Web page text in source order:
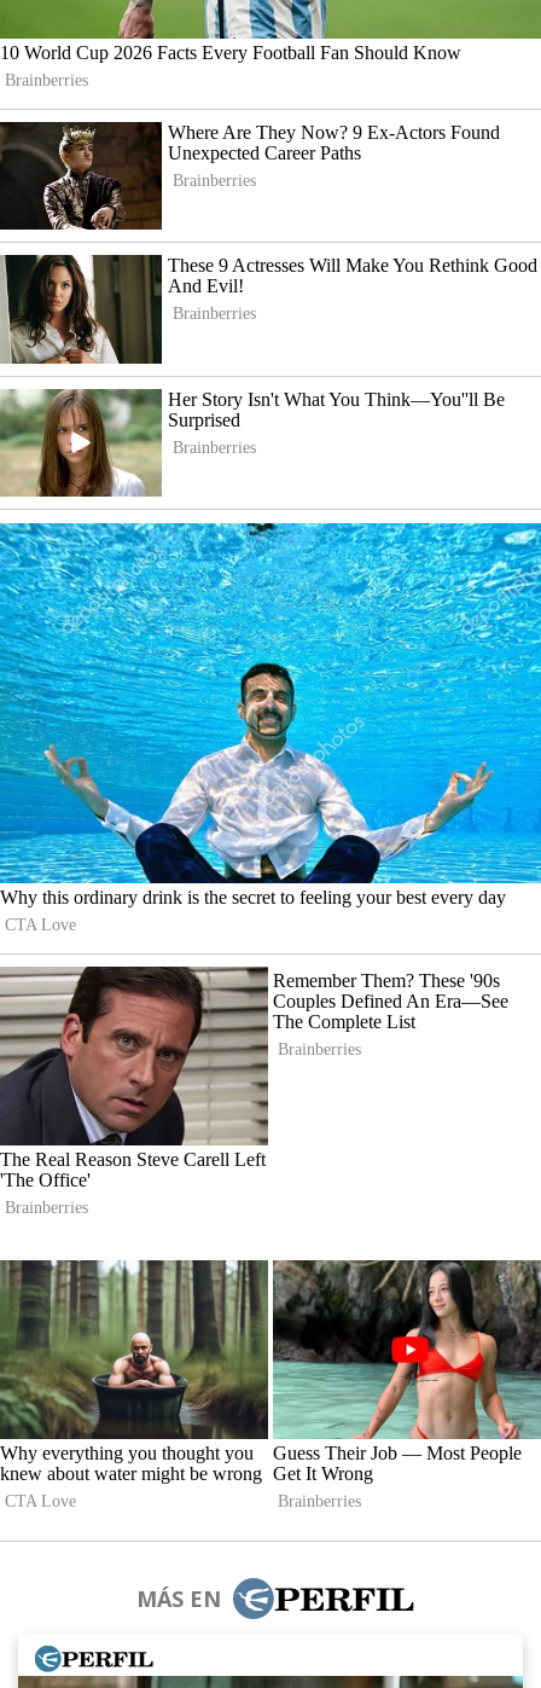
MÁS EN